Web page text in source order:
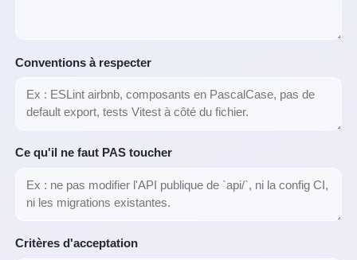
Conventions à respecter
Ce qu'il ne faut PAS toucher
Critères d'acceptation